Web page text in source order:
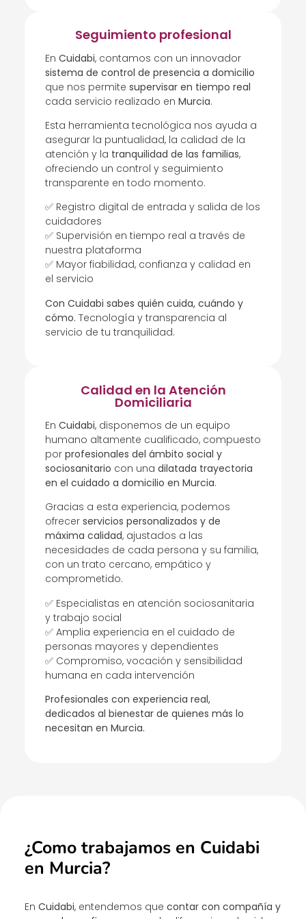
Seguimiento profesional
En Cuidabi, contamos con un innovador
sistema de control de presencia a domicilio
que nos permite supervisar en tiempo real
cada servicio realizado en Murcia.
Esta herramienta tecnológica nos ayuda a
asegurar la puntualidad, la calidad de la
atención y la tranquilidad de las familias,
ofreciendo un control y seguimiento
transparente en todo momento.
✅ Registro digital de entrada y salida de los
cuidadores
✅ Supervisión en tiempo real a través de
nuestra plataforma
✅ Mayor fiabilidad, confianza y calidad en
el servicio
Con Cuidabi sabes quién cuida, cuándo y
cómo. Tecnología y transparencia al
servicio de tu tranquilidad.
Calidad en la Atención
Domiciliaria
En Cuidabi, disponemos de un equipo
humano altamente cualificado, compuesto
por profesionales del ámbito social y
sociosanitario con una dilatada trayectoria
en el cuidado a domicilio en Murcia.
Gracias a esta experiencia, podemos
ofrecer servicios personalizados y de
máxima calidad, ajustados a las
necesidades de cada persona y su familia,
con un trato cercano, empático y
comprometido.
✅ Especialistas en atención sociosanitaria
y trabajo social
✅ Amplia experiencia en el cuidado de
personas mayores y dependientes
✅ Compromiso, vocación y sensibilidad
humana en cada intervención
Profesionales con experiencia real,
dedicados al bienestar de quienes más lo
necesitan en Murcia.
¿Como trabajamos en Cuidabi
en Murcia?
En Cuidabi, entendemos que contar con compañía y